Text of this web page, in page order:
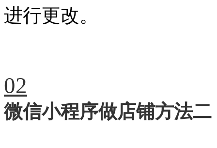
进行更改。
02
微信小程序做店铺方法二